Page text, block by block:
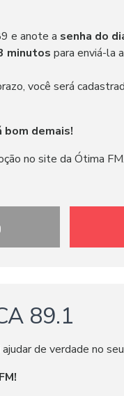
e anote a senha do
minutos para enviá-la
você será
bom demais!
no site da Ótima FM.
89.1
de verdade no